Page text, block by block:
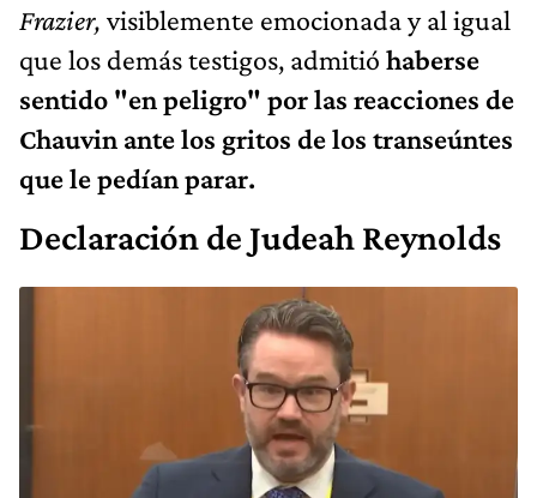
Frazier, visiblemente emocionada y al igual
que los demás testigos, admitió haberse
sentido "en peligro" por las reacciones de
Chauvin ante los gritos de los transeúntes
que le pedían parar.
Declaración de Judeah Reynolds